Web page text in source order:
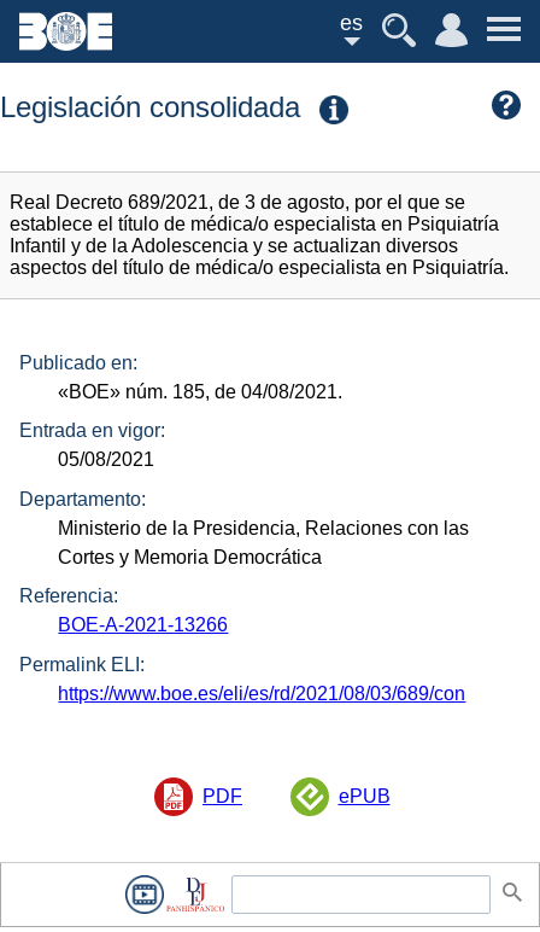
es
Legislación consolidada
Real Decreto 689/2021, de 3 de agosto, por el que se
establece el título de médica/o especialista en Psiquiatría
Infantil y de la Adolescencia y se actualizan diversos
aspectos del título de médica/o especialista en Psiquiatría.
Publicado en:
«BOE» núm. 185, de 04/08/2021.
Entrada en vigor:
05/08/2021
Departamento:
Ministerio de la Presidencia, Relaciones con las
Cortes y Memoria Democrática
Referencia:
BOE-A-2021-13266
Permalink ELI:
https://www.boe.es/eli/es/rd/2021/08/03/689/con
PDF ePUB